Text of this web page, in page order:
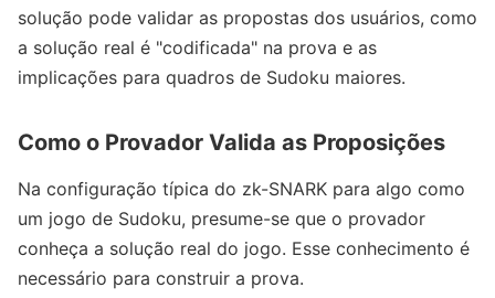
solução pode validar as propostas dos usuários, como
a solução real é "codificada" na prova e as
implicações para quadros de Sudoku maiores.
Como o Provador Valida as Proposições
Na configuração típica do zk-SNARK para algo como
um jogo de Sudoku, presume-se que o provador
conheça a solução real do jogo. Esse conhecimento é
necessário para construir a prova.